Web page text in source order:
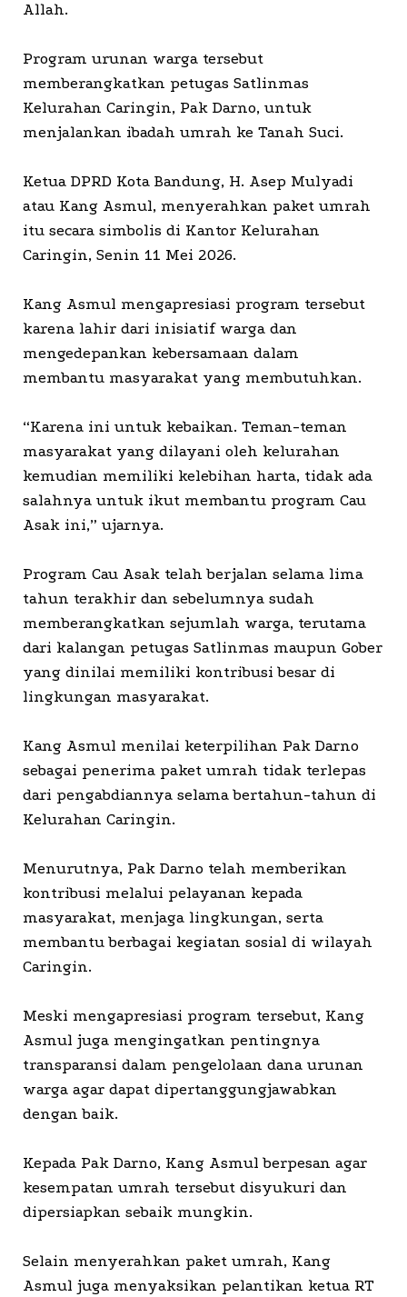
Allah.
Program urunan warga tersebut
memberangkatkan petugas Satlinmas
Kelurahan Caringin, Pak Darno, untuk
menjalankan ibadah umrah ke Tanah Suci.
Ketua DPRD Kota Bandung, H. Asep Mulyadi
atau Kang Asmul, menyerahkan paket umrah
itu secara simbolis di Kantor Kelurahan
Caringin, Senin 11 Mei 2026.
Kang Asmul mengapresiasi program tersebut
karena lahir dari inisiatif warga dan
mengedepankan kebersamaan dalam
membantu masyarakat yang membutuhkan.
“Karena ini untuk kebaikan. Teman-teman
masyarakat yang dilayani oleh kelurahan
kemudian memiliki kelebihan harta, tidak ada
salahnya untuk ikut membantu program Cau
Asak ini,” ujarnya.
Program Cau Asak telah berjalan selama lima
tahun terakhir dan sebelumnya sudah
memberangkatkan sejumlah warga, terutama
dari kalangan petugas Satlinmas maupun Gober
yang dinilai memiliki kontribusi besar di
lingkungan masyarakat.
Kang Asmul menilai keterpilihan Pak Darno
sebagai penerima paket umrah tidak terlepas
dari pengabdiannya selama bertahun-tahun di
Kelurahan Caringin.
Menurutnya, Pak Darno telah memberikan
kontribusi melalui pelayanan kepada
masyarakat, menjaga lingkungan, serta
membantu berbagai kegiatan sosial di wilayah
Caringin.
Meski mengapresiasi program tersebut, Kang
Asmul juga mengingatkan pentingnya
transparansi dalam pengelolaan dana urunan
warga agar dapat dipertanggungjawabkan
dengan baik.
Kepada Pak Darno, Kang Asmul berpesan agar
kesempatan umrah tersebut disyukuri dan
dipersiapkan sebaik mungkin.
Selain menyerahkan paket umrah, Kang
Asmul juga menyaksikan pelantikan ketua RT